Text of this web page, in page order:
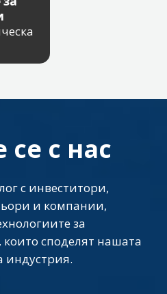
с нас
с инвеститори,
и компании,
за
които споделят нашата
индустрия.